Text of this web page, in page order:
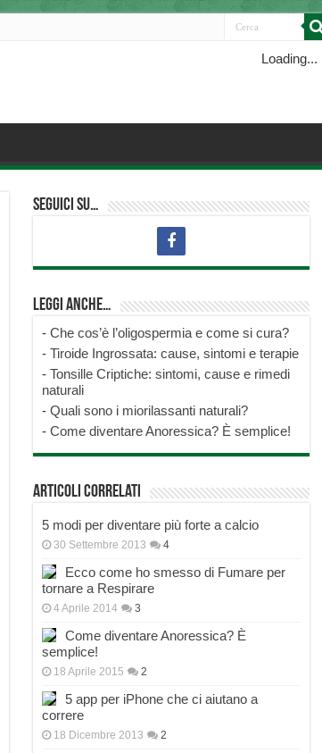
Loading...
Seguici su…
Leggi anche…
- Che cos’è l’oligospermia e come si cura?
- Tiroide Ingrossata: cause, sintomi e terapie
- Tonsille Criptiche: sintomi, cause e rimedi
naturali
- Quali sono i miorilassanti naturali?
- Come diventare Anoressica? È semplice!
Articoli correlati
5 modi per diventare più forte a calcio
30 Settembre 2013 4
Ecco come ho smesso di Fumare per
tornare a Respirare
4 Aprile 2014 3
Come diventare Anoressica? È
semplice!
18 Aprile 2015 2
5 app per iPhone che ci aiutano a
correre
18 Dicembre 2013 2